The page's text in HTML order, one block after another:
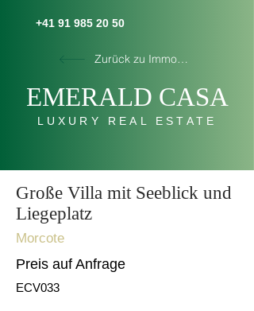
+41 91 985 20 50
Zurück zu Immobilien
EMERALD CASA
LUXURY REAL ESTATE
Große Villa mit Seeblick und
Liegeplatz
Morcote
Preis auf Anfrage
ECV033